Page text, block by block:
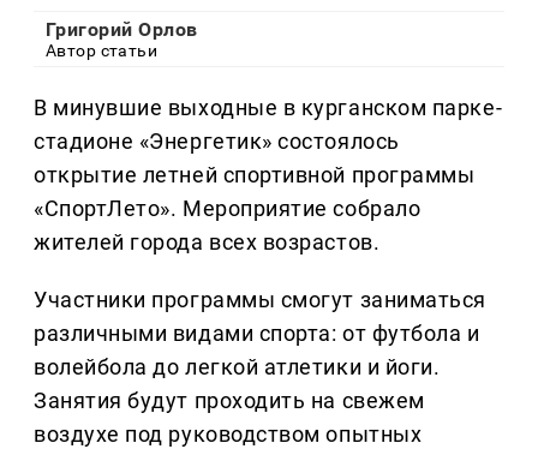
Григорий Орлов
Автор статьи
В минувшие выходные в курганском парке-
стадионе «Энергетик» состоялось
открытие летней спортивной программы
«СпортЛето». Мероприятие собрало
жителей города всех возрастов.
Участники программы смогут заниматься
различными видами спорта: от футбола и
волейбола до легкой атлетики и йоги.
Занятия будут проходить на свежем
воздухе под руководством опытных